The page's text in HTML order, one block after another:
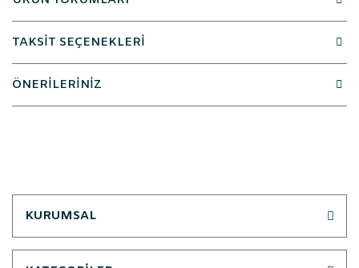
TAKSİT SEÇENEKLERİ
ÖNERİLERİNİZ
KURUMSAL